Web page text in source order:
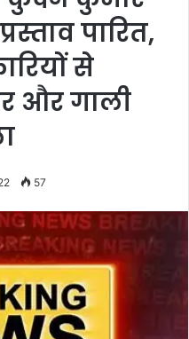
पारित,
से
और गाली
57